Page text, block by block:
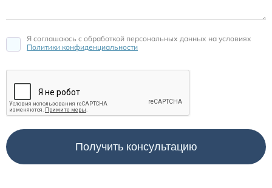
Я соглашаюсь c обработкой персональных данных на условиях
Политики конфиденциальности